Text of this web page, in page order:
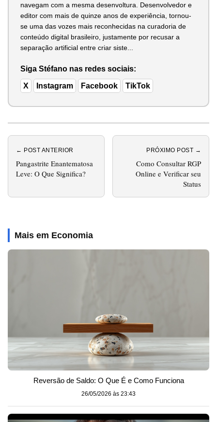
navegam com a mesma desenvoltura. Desenvolvedor e
editor com mais de quinze anos de experiência, tornou-
se uma das vozes mais reconhecidas na curadoria de
conteúdo digital brasileiro, justamente por recusar a
separação artificial entre criar siste...
Siga Stéfano nas redes sociais:
X Instagram Facebook TikTok
← POST ANTERIOR
Pangastrite Enantematosa
Leve: O Que Significa?
PRÓXIMO POST →
Como Consultar RGP
Online e Verificar seu
Status
Mais em Economia
Reversão de Saldo: O Que É e Como Funciona
26/05/2026 às 23:43